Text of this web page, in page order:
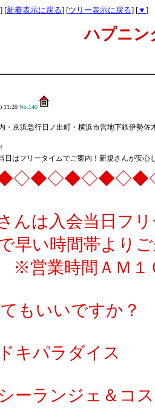
] [新着表示に戻る] [ツリー表示に戻る] [▼ ]
ハプニン
11:20 No.140
・京浜急行日ノ出町・横浜市営地下鉄伊勢佐
はフリータイムでご案内！新規さんが安
は入会当日フリ
い時間帯よりご
間ＡＭ１０
てもいいで
ドキパラ
ーランジ